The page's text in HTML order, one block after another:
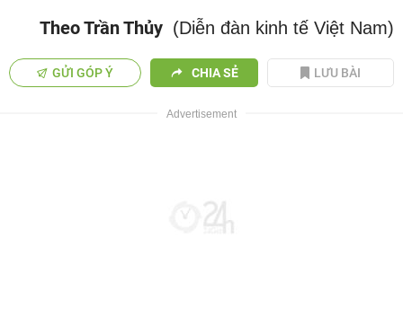
Theo Trần Thủy (Diễn đàn kinh tế Việt Nam)
GỬI GÓP Ý CHIA SẺ LƯU BÀI